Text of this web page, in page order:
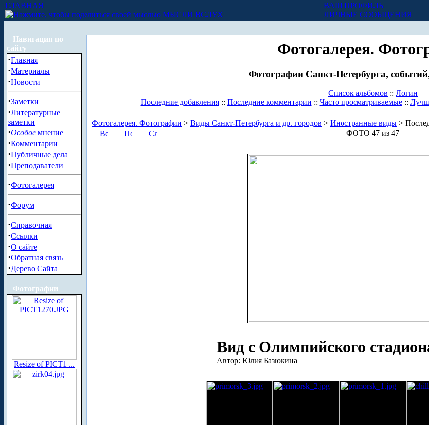
ГЛАВНАЯ
МЫСЛИ ВСЛУХ
ВАШ ПРОФИЛЬ
ЛИЧНЫЕ СООБЩЕНИЯ
Навигация по
сайту
·Главная
·Материалы
·Новости
·Заметки
·Литературные
заметки
·Особое мнение
·Комментарии
·Публичные дела
·Преподаватели
·Фотогалерея
·Форум
·Справочная
·Ссылки
·О сайте
·Обратная связь
·Дерево Сайта
Фотографии
Resize of PICT1 ...
Фотогалерея.
Фотографии Санкт-Петербурга,
Список альбомов :: Логин
Последние добавления:: Последние комментарии :: Часто просматриваемые::
Фотогалерея. Фотографии > Виды Санкт-Петербурга и др. городов > Иностранные виды >
ФОТО 47 из 47
Вид с Олимпийского
Автор: Юлия Базюкина